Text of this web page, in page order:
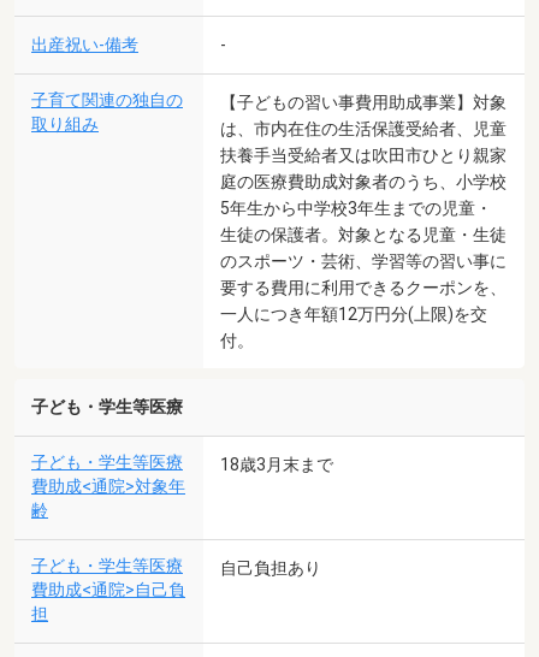
出産祝い-備考 -
子育て関連の独自の
取り組み
【子どもの習い事費用助成事業】対象
は、市内在住の生活保護受給者、児童
扶養手当受給者又は吹田市ひとり親家
庭の医療費助成対象者のうち、小学校
5年生から中学校3年生までの児童・
生徒の保護者。対象となる児童・生徒
のスポーツ・芸術、学習等の習い事に
要する費用に利用できるクーポンを、
一人につき年額12万円分(上限)を交
付。
子ども・学生等医療
子ども・学生等医療
費助成<通院>対象年
齢
18歳3月末まで
子ども・学生等医療
費助成<通院>自己負
担
自己負担あり